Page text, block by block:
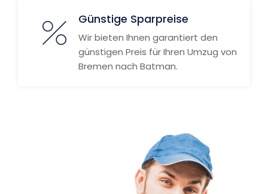
Günstige Sparpreise
Wir bieten Ihnen garantiert den
günstigen Preis für Ihren Umzug von
Bremen nach Batman.